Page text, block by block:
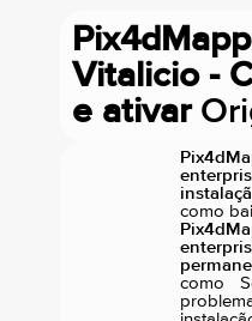
Vitalicio -
e ativar
como
como